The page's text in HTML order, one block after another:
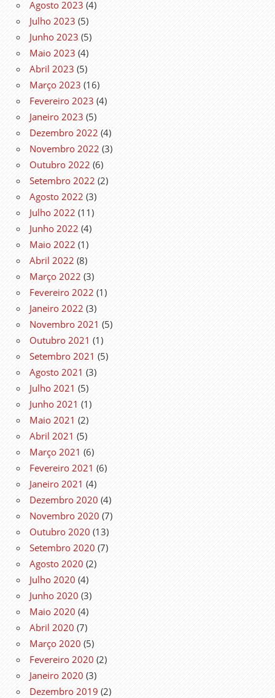
Agosto 2023 (4)
Julho 2023 (5)
Junho 2023 (5)
Maio 2023 (4)
Abril 2023 (5)
Março 2023 (16)
Fevereiro 2023 (4)
Janeiro 2023 (5)
Dezembro 2022 (4)
Novembro 2022 (3)
Outubro 2022 (6)
Setembro 2022 (2)
Agosto 2022 (3)
Julho 2022 (11)
Junho 2022 (4)
Maio 2022 (1)
Abril 2022 (8)
Março 2022 (3)
Fevereiro 2022 (1)
Janeiro 2022 (3)
Novembro 2021 (5)
Outubro 2021 (1)
Setembro 2021 (5)
Agosto 2021 (3)
Julho 2021 (5)
Junho 2021 (1)
Maio 2021 (2)
Abril 2021 (5)
Março 2021 (6)
Fevereiro 2021 (6)
Janeiro 2021 (4)
Dezembro 2020 (4)
Novembro 2020 (7)
Outubro 2020 (13)
Setembro 2020 (7)
Agosto 2020 (2)
Julho 2020 (4)
Junho 2020 (3)
Maio 2020 (4)
Abril 2020 (7)
Março 2020 (5)
Fevereiro 2020 (2)
Janeiro 2020 (3)
Dezembro 2019 (2)